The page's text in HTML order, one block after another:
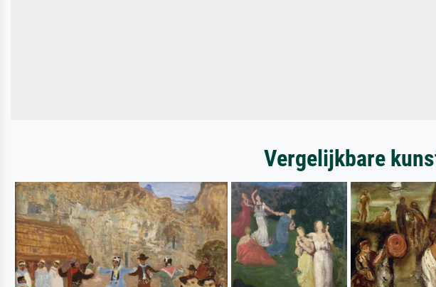
Vergelijkbare